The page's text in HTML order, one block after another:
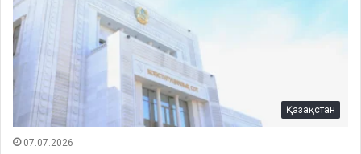
Қазақстан
07.07.2026